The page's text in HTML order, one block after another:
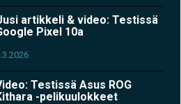
artikkeli & video: Testissä
Pixel 10a
Testissä Asus ROG
-pelikuulokkeet